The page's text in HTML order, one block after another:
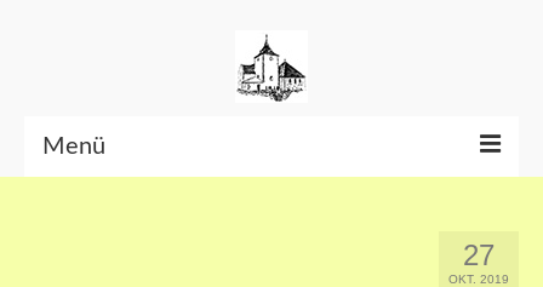
Menü
27
OKT. 2019